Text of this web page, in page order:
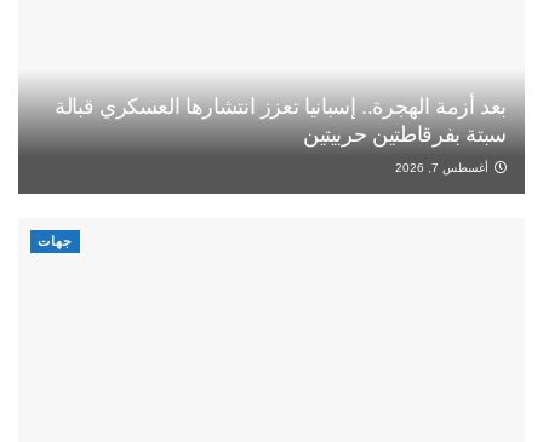
بعد أزمة الهجرة.. إسبانيا تعزز انتشارها العسكري قبالة
سبتة بفرقاطتين حربيتين
أغسطس 7, 2026
جهات